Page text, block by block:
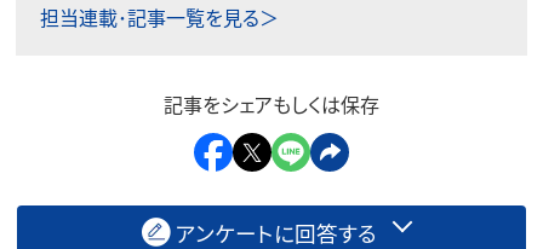
担当連載･記事一覧を見る＞
記事をシェアもしくは保存
アンケートに回答する